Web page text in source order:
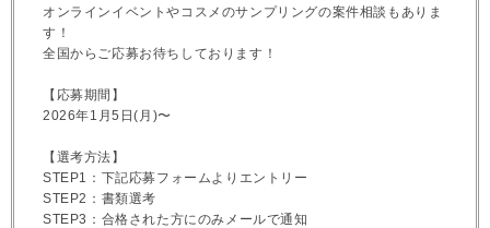
オンラインイベントやコスメのサンプリングの案件相談もありま
す！
全国からご応募お待ちしております！
【応募期間】
2026年1月5日(月)〜
【選考方法】
STEP1：下記応募フォームよりエントリー
STEP2：書類選考
STEP3：合格された方にのみメールで通知